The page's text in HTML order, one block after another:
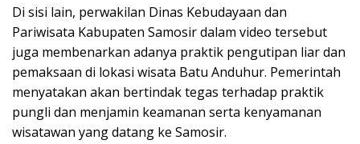
Di sisi lain, perwakilan Dinas Kebudayaan dan
Pariwisata Kabupaten Samosir dalam video tersebut
juga membenarkan adanya praktik pengutipan liar dan
pemaksaan di lokasi wisata Batu Anduhur. Pemerintah
menyatakan akan bertindak tegas terhadap praktik
pungli dan menjamin keamanan serta kenyamanan
wisatawan yang datang ke Samosir.